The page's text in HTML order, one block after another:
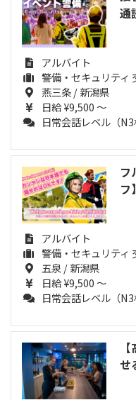
通
アルバイト
警備・セキュリティ
燕三条 / 新潟県
日給 ¥9,500 ～
日常会話レベル（N3
フ
フ
アルバイト
警備・セキュリティ
五泉 / 新潟県
日給 ¥9,500 ～
日常会話レベル（N3
せ